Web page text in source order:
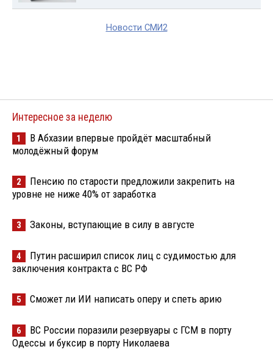
Новости СМИ2
Интересное за неделю
1
В Абхазии впервые пройдёт масштабный
молодёжный форум
2
Пенсию по старости предложили закрепить на
уровне не ниже 40% от заработка
3 Законы, вступающие в силу в августе
4
Путин расширил список лиц с судимостью для
заключения контракта с ВС РФ
5 Сможет ли ИИ написать оперу и спеть арию
6
ВС России поразили резервуары с ГСМ в порту
Одессы и буксир в порту Николаева